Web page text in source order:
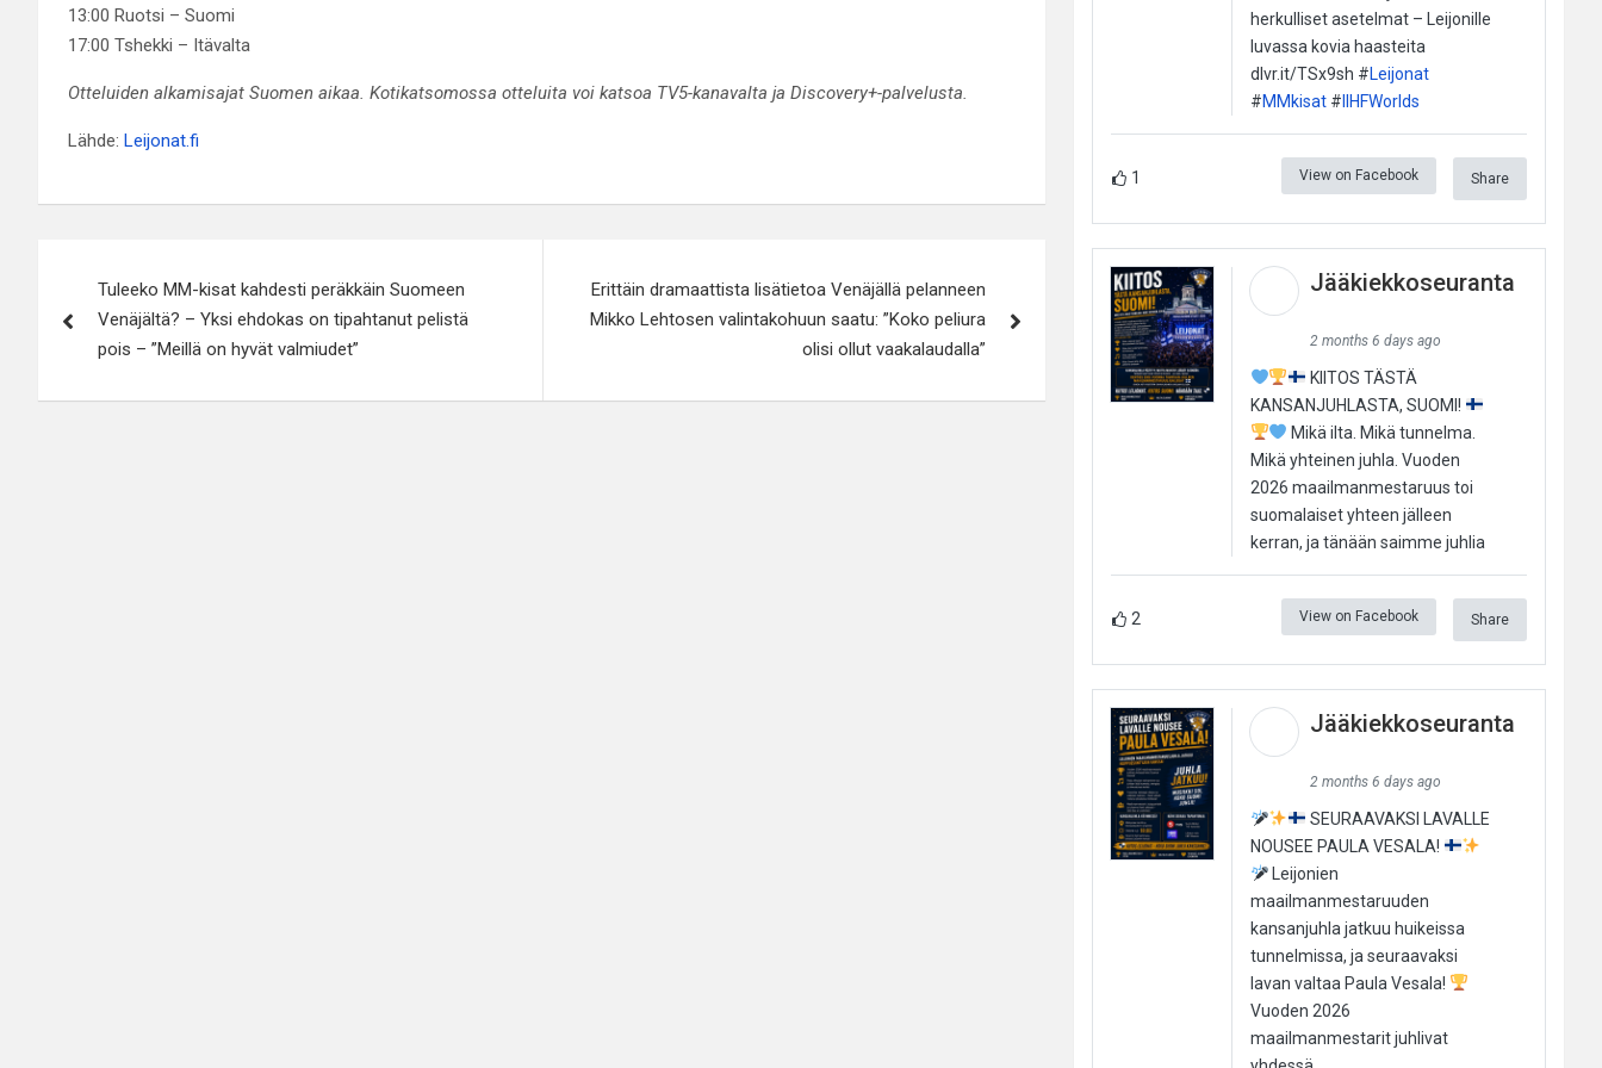
13:00 Ruotsi – Suomi
17:00 Tshekki – Itävalta
Otteluiden alkamisajat Suomen aikaa. Kotikatsomossa otteluita voi katsoa TV5-kanavalta ja Discovery+-palvelusta.
Lähde: Leijonat.fi
selaus
Tuleeko MM-kisat kahdesti peräkkäin Suomeen
Venäjältä? – Yksi ehdokas on tipahtanut pelistä
pois – ”Meillä on hyvät valmiudet”
Erittäin dramaattista lisätietoa Venäjällä pelanneen
Mikko Lehtosen valintakohuun saatu: ”Koko peliura
olisi ollut vaakalaudalla”
herkulliset asetelmat – Leijonille
luvassa kovia haasteita
dlvr.it/TSx9sh #Leijonat
#MMkisat#IIHFWorlds
1 View on Facebook Share
Jääkiekkoseuranta
2 months 6 days ago
KIITOS TÄSTÄ
KANSANJUHLASTA, SUOMI!
Mikä ilta. Mikä tunnelma.
Mikä yhteinen juhla. Vuoden
2026 maailmanmestaruus toi
suomalaiset yhteen jälleen
kerran, ja tänään saimme juhlia
2 View on Facebook Share
Jääkiekkoseuranta
2 months 6 days ago
SEURAAVAKSI LAVALLE
NOUSEE PAULA VESALA!
Leijonien
maailmanmestaruuden
kansanjuhla jatkuu huikeissa
tunnelmissa, ja seuraavaksi
lavan valtaa Paula Vesala!
Vuoden 2026
maailmanmestarit juhlivat